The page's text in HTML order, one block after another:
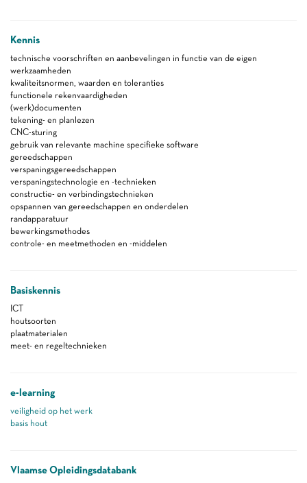
Kennis
technische voorschriften en aanbevelingen in functie van de eigen
werkzaamheden
kwaliteitsnormen, waarden en toleranties
functionele rekenvaardigheden
(werk)documenten
tekening- en planlezen
CNC-sturing
gebruik van relevante machine specifieke software
gereedschappen
verspaningsgereedschappen
verspaningstechnologie en -technieken
constructie- en verbindingstechnieken
opspannen van gereedschappen en onderdelen
randapparatuur
bewerkingsmethodes
controle- en meetmethoden en -middelen
Basiskennis
ICT
houtsoorten
plaatmaterialen
meet- en regeltechnieken
e-learning
veiligheid op het werk
basis hout
Vlaamse Opleidingsdatabank